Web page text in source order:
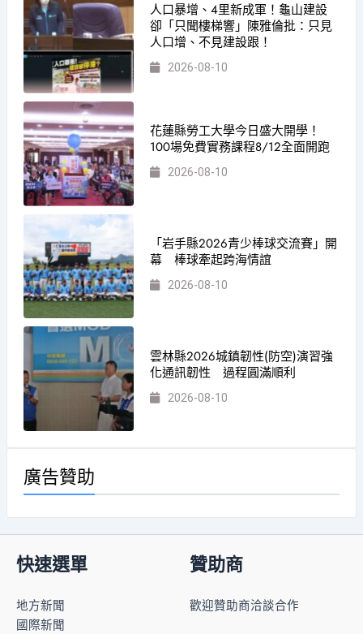
人口暴增、4里新成軍！龜山建設
卻「只聞樓梯響」陳雅倫批：只見
人口增、不見建設跟！
2026-08-10
花蓮縣勞工大學今日盛大開學！
100場免費實務課程8/12全面開跑
2026-08-10
「岩手縣2026青少棒球交流賽」開
幕 棒球牽起跨海情誼
2026-08-10
雲林縣2026城鎮韌性(防空)演習強
化通訊韌性 過程圓滿順利
2026-08-10
廣告贊助
快速選單
地方新聞
國際新聞
贊助商
歡迎贊助商洽談合作